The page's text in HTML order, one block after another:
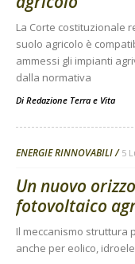
La Corte costituzionale
suolo agricolo è
ammessi gli impianti
dalla normativa
Di Redazione Terra e Vita
ENERGIE RINNOVABILI 5
Un nuovo
fotovoltaico
Il meccanismo struttura
anche per eolico,